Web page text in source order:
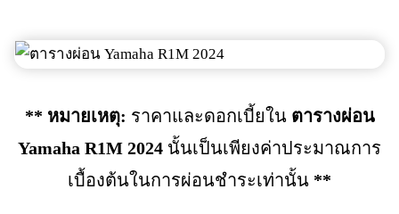
** หมายเหตุ: ราคาและดอกเบี้ยใน ตารางผ่อน
Yamaha R1M 2024 นั้นเป็นเพียงค่าประมาณการ
เบื้องต้นในการผ่อนชำระเท่านั้น **